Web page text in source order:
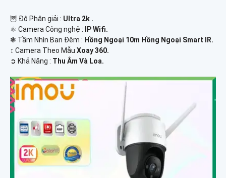
🦉 Độ Phân giải : Ultra 2k .
⚛️ Camera Công nghệ : IP Wifi.
❃ Tầm Nhìn Ban Đêm : Hồng Ngoại 10m Hồng Ngoại Smart IR.
↕️ Camera Theo Mẫu Xoay 360.
️➲ Khả Năng : Thu Âm Và Loa.